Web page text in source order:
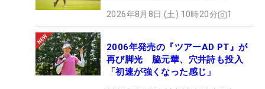
2026年8月8日 (土) 10時20分 1
2006年発売の『ツアーAD PT』が
再び脚光 脇元華、穴井詩も投入
「初速が強くなった感じ」